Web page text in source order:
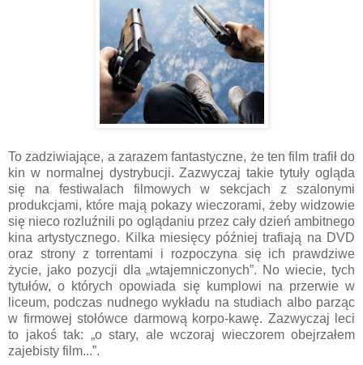
To zadziwiające, a zarazem fantastyczne, że ten film trafił do
kin w normalnej dystrybucji. Zazwyczaj takie tytuły ogląda
się na festiwalach filmowych w sekcjach z szalonymi
produkcjami, które mają pokazy wieczorami, żeby widzowie
się nieco rozluźnili po oglądaniu przez cały dzień ambitnego
kina artystycznego. Kilka miesięcy później trafiają na DVD
oraz strony z torrentami i rozpoczyna się ich prawdziwe
życie, jako pozycji dla „wtajemniczonych”. No wiecie, tych
tytułów, o których opowiada się kumplowi na przerwie w
liceum, podczas nudnego wykładu na studiach albo parząc
w firmowej stołówce darmową korpo-kawę. Zazwyczaj leci
to jakoś tak: „o stary, ale wczoraj wieczorem obejrzałem
zajebisty film...”.